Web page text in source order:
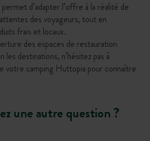
d’adapter l’offre à la réalité de
des voyageurs, tout en
frais et locaux.
des espaces de restauration
les destinations, n’hésitez pas à
votre camping Huttopia pour connaître
une autre question ?